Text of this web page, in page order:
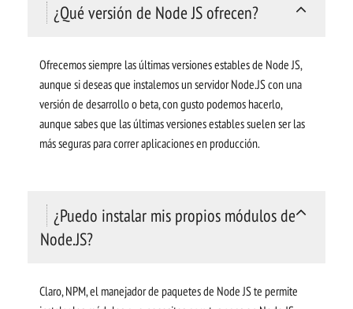
¿Qué versión de Node JS ofrecen?
Ofrecemos siempre las últimas versiones estables de Node JS,
aunque si deseas que instalemos un servidor Node.JS con una
versión de desarrollo o beta, con gusto podemos hacerlo,
aunque sabes que las últimas versiones estables suelen ser las
más seguras para correr aplicaciones en producción.
¿Puedo instalar mis propios módulos de
Node.JS?
Claro, NPM, el manejador de paquetes de Node JS te permite